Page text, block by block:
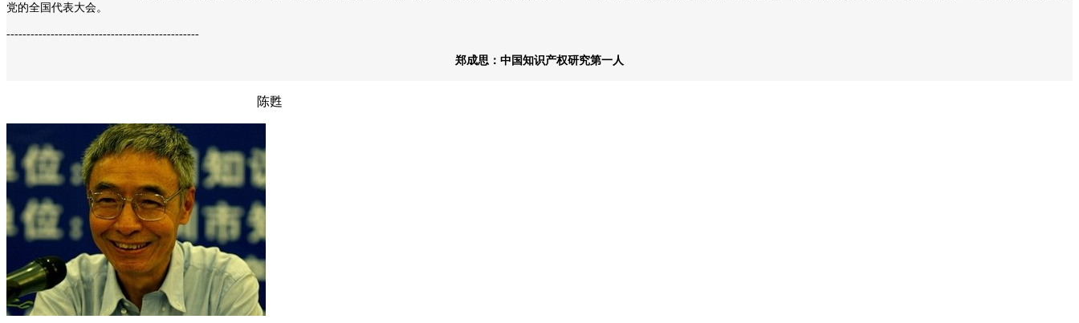
党的全国代表大会。
------------------------------------------------
郑成思：中国知识产权研究第一人
陈甦